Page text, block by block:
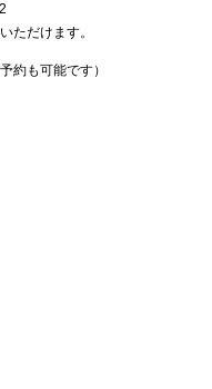
ただけます。
約も可能です）